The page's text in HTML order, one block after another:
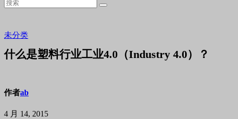
未分类
什么是塑料行业工业4.0（Industry 4.0）？
作者ab
4 月 14, 2015